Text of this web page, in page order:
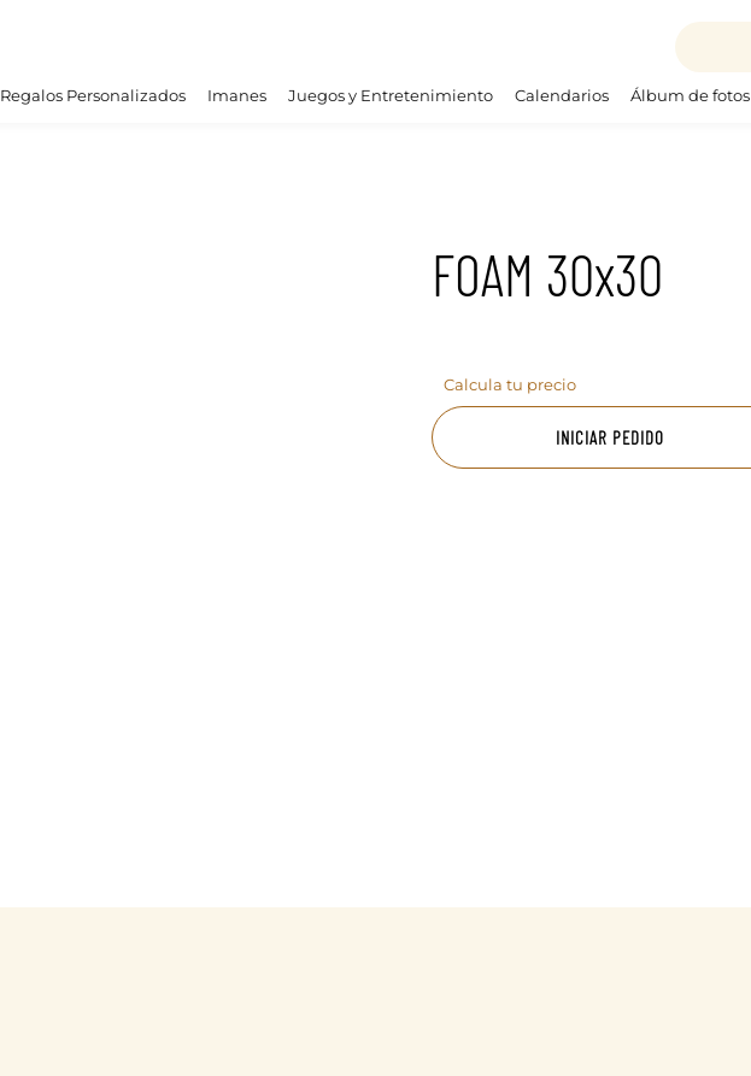
Regalos Personalizados Imanes Juegos y Entretenimiento Calendarios Álbum de fotos
FOAM 30x30
Calcula tu precio
INICIAR PEDIDO